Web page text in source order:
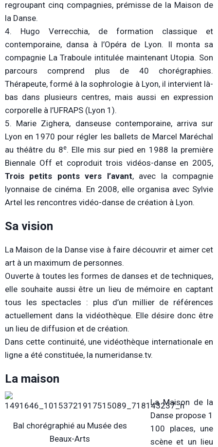
regroupant cinq compagnies, prémisse de la Maison de
la Danse.
4. Hugo Verrecchia, de formation classique et
contemporaine, dansa à l’Opéra de Lyon. Il monta sa
compagnie La Traboule intitulée maintenant Utopia. Son
parcours comprend plus de 40 chorégraphies.
Thérapeute, formé à la sophrologie à Lyon, il intervient là-
bas dans plusieurs centres, mais aussi en expression
corporelle à l’UFRAPS (Lyon 1).
5. Marie Zighera, danseuse contemporaine, arriva sur
Lyon en 1970 pour régler les ballets de Marcel Maréchal
au théâtre du 8e. Elle mis sur pied en 1988 la première
Biennale Off et coproduit trois vidéos-danse en 2005,
Trois petits ponts vers l’avant, avec la compagnie
lyonnaise de cinéma. En 2008, elle organisa avec Sylvie
Artel les rencontres vidéo-danse de création à Lyon.
Sa vision
La Maison de la Danse vise à faire découvrir et aimer cet
art à un maximum de personnes.
Ouverte à toutes les formes de danses et de techniques,
elle souhaite aussi être un lieu de mémoire en captant
tous les spectacles : plus d’un millier de références
actuellement dans la vidéothèque. Elle désire donc être
un lieu de diffusion et de création.
Dans cette continuité, une vidéothèque internationale en
ligne a été constituée, la numeridanse.tv.
La maison
Bal chorégraphié au Musée des
Beaux-Arts
La Maison de la
Danse propose 1
100 places, une
scène et un lieu